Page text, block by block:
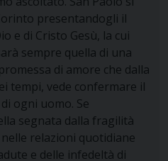
presentandogli il
e di Cristo Gesù, la cui
sempre quella di una
di amore che dalla
tempi, vede confermare il
ogni uomo. Se
segnata dalla fragilità
relazioni quotidiane
e delle infedeltà di